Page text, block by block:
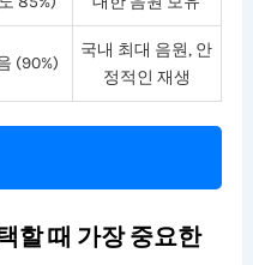
(90%)
국내 최대 음원, 안
정적인 재생
할 때 가장 중요한